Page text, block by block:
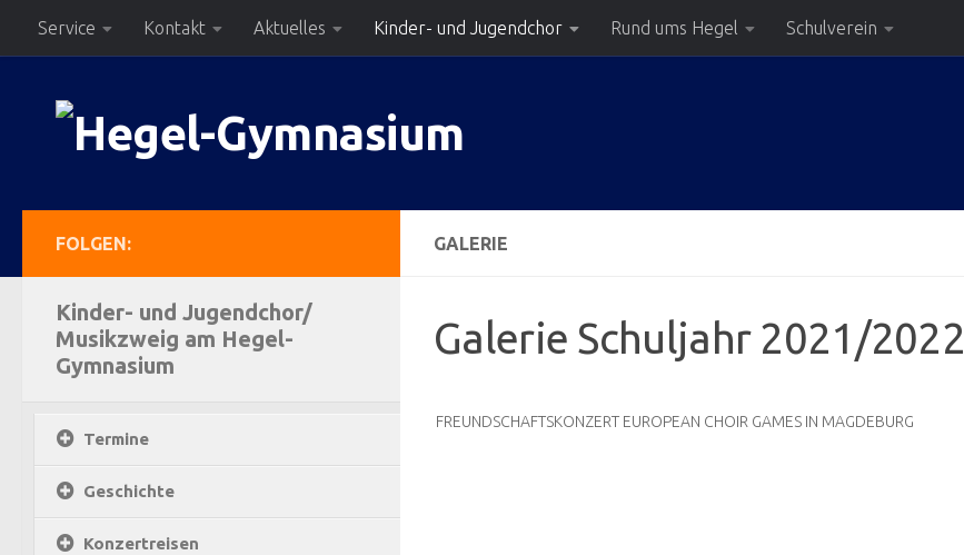
Zum Inhalt springen
Service Kontakt Aktuelles Kinder- und Jugendchor Rund ums Hegel Schulverein
GALERIE
Galerie Schuljahr 2021/2022
FREUNDSCHAFTSKONZERT EUROPEAN CHOIR GAMES IN MAGDEBURG
FOLGEN:
Kinder- und Jugendchor/
Musikzweig am Hegel-
Gymnasium
Termine
Geschichte
Konzertreisen